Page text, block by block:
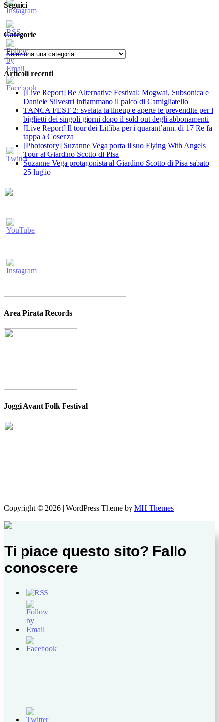
Seguici
Categorie
Categorie
Articoli recenti
[Live Report] Be Alternative Festival: Mogwai, Subsonica e
Daniele Silvestri infiammano il palco di Camigliatello
TANCA FEST 2: svelata la lineup e aperte le prevendite per i
biglietti dei singoli giorni dopo il sold out degli abbonamenti
[Live Report] Il tour dei Litfiba per i quarant’anni di 17 Re fa
tappa a Cosenza
[Photostory] Suzanne Vega porta il suo Flying With Angels
Tour al Giardino Scotto di Pisa
Suzanne Vega protagonista al Giardino Scotto di Pisa sabato
25 luglio
Area Pirata Records
Joggi Avant Folk Festival
Copyright © 2026 | WordPress Theme by MH Themes
Ti piace questo sito? Fallo
conoscere